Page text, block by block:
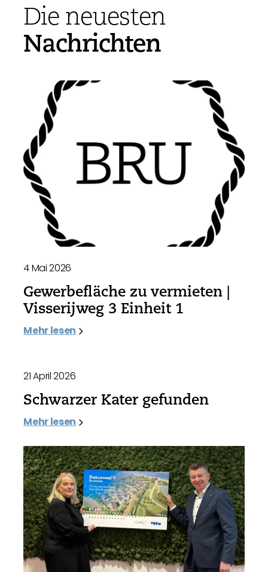
Die neuesten
Nachrichten
4 Mai 2026
Gewerbefläche zu vermieten |
Visserijweg 3 Einheit 1
Mehr lesen
21 April 2026
Schwarzer Kater gefunden
Mehr lesen